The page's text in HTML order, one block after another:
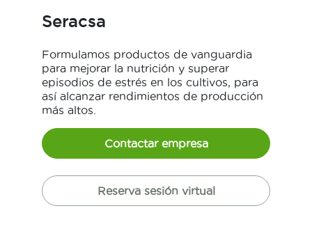
Seracsa
Formulamos productos de vanguardia
para mejorar la nutrición y superar
episodios de estrés en los cultivos, para
así alcanzar rendimientos de producción
más altos.
Contactar empresa
Reserva sesión virtual